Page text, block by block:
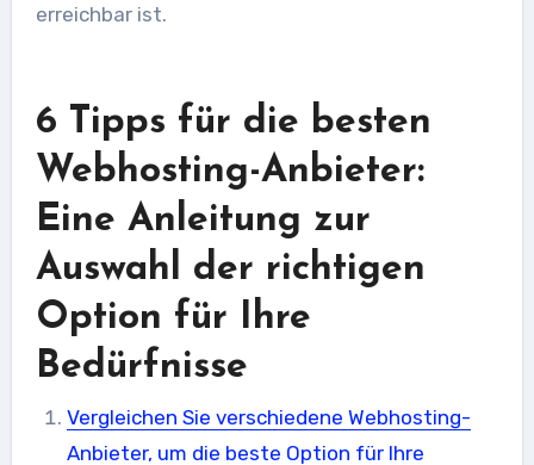
erreichbar ist.
6 Tipps für die besten
Webhosting-Anbieter:
Eine Anleitung zur
Auswahl der richtigen
Option für Ihre
Bedürfnisse
Vergleichen Sie verschiedene Webhosting-
Anbieter, um die beste Option für Ihre